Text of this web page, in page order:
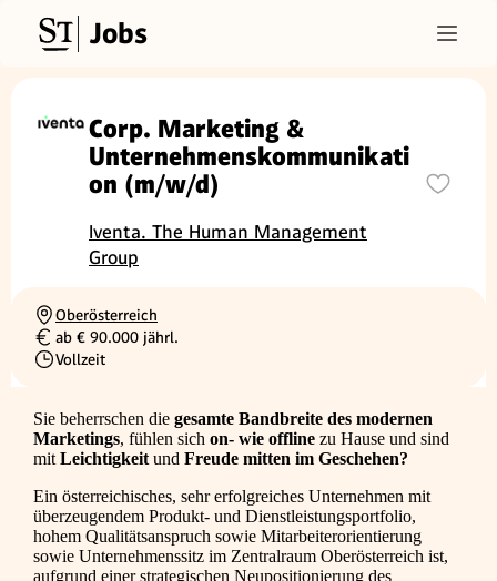
Jobs
Corp. Marketing &
Unternehmenskommunikati
on (m/w/d)
Iventa. The Human Management
Group
Ortschaft
Oberösterreich
Gehalt
ab € 90.000 jährl.
Beschäftigungsart
Vollzeit
Sie beherrschen die gesamte Bandbreite des modernen
Marketings, fühlen sich on- wie offline zu Hause und sind
mit Leichtigkeit und Freude mitten im Geschehen?
Ein österreichisches, sehr erfolgreiches Unternehmen mit
überzeugendem Produkt- und Dienstleistungsportfolio,
hohem Qualitätsanspruch sowie Mitarbeiterorientierung
sowie Unternehmenssitz im Zentralraum Oberösterreich ist,
aufgrund einer strategischen Neupositionierung des